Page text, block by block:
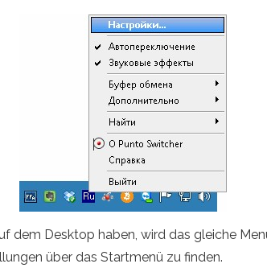
dem Desktop haben, wird das gleiche
über das Startmenü zu finden.